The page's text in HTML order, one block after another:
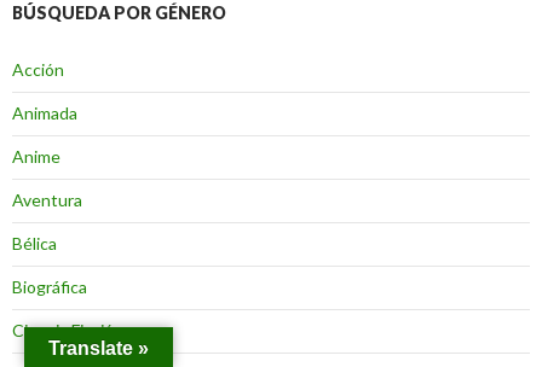
BÚSQUEDA POR GÉNERO
Acción
Animada
Anime
Aventura
Bélica
Biográfica
Ciencia Ficción
Translate »